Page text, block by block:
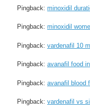
Pingback: minoxidil
Pingback: minoxidil
Pingback: vardenafil 10
Pingback: avanafil food
Pingback: avanafil blood
Pingback: vardenafil vs